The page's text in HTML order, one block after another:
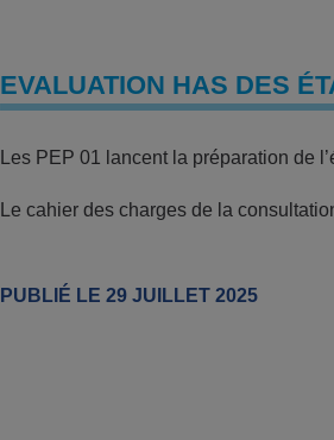
EVALUATION HAS DES
Les PEP 01 lancent la préparation de
Le cahier des charges de la
PUBLIÉ LE 29 JUILLET 2025